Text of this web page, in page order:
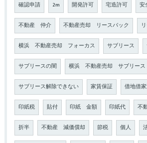
確認申請 2m 開発許可 宅造許可 安
不動産 仲介 不動産売却 リースバック
横浜 不動産売却 フォーカス サブリース
サブリースの闇 横浜 不動産売却 サブリース
サブリース解除できない 家賃保証 借地借
印紙税 貼付 印紙 金額 印紙代 不
折半 不動産 減価償却 節税 個人